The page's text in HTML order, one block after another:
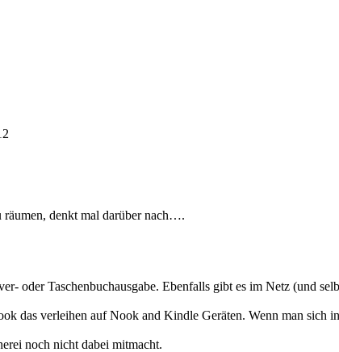
denkt mal darüber nach….
oder Taschenbuchausgabe. Ebenfalls gibt es im Netz (und
das verleihen auf Nook and Kindle Geräten. Wenn man sich
noch nicht dabei mitmacht.